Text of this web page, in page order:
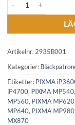
Artikelnr: 2935B001
Kategorier:
Etiketter: PIXMA
iP4700, PIXMA MP540,
MP560, PIXMA MP620,
MP640, PIXMA MP980,
MX870